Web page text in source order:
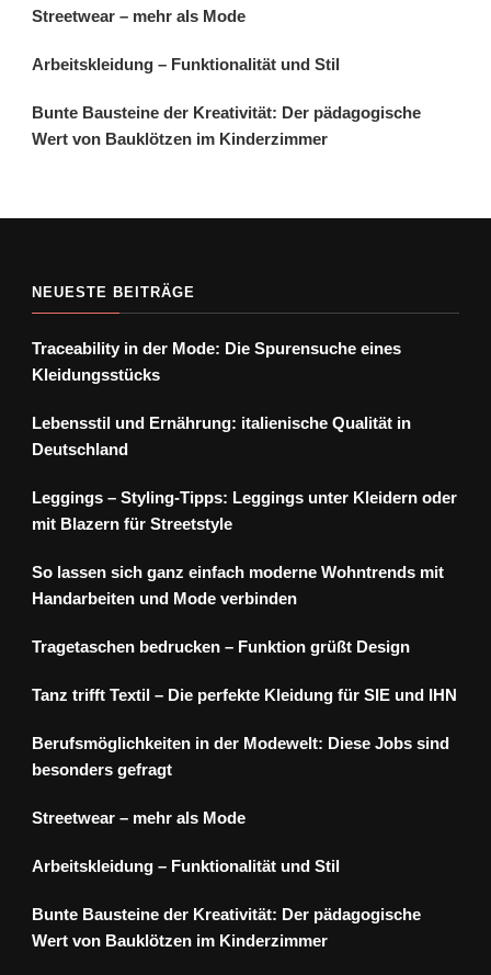
Streetwear – mehr als Mode
Arbeitskleidung – Funktionalität und Stil
Bunte Bausteine der Kreativität: Der pädagogische
Wert von Bauklötzen im Kinderzimmer
NEUESTE BEITRÄGE
Traceability in der Mode: Die Spurensuche eines
Kleidungsstücks
Lebensstil und Ernährung: italienische Qualität in
Deutschland
Leggings – Styling-Tipps: Leggings unter Kleidern oder
mit Blazern für Streetstyle
So lassen sich ganz einfach moderne Wohntrends mit
Handarbeiten und Mode verbinden
Tragetaschen bedrucken – Funktion grüßt Design
Tanz trifft Textil – Die perfekte Kleidung für SIE und IHN
Berufsmöglichkeiten in der Modewelt: Diese Jobs sind
besonders gefragt
Streetwear – mehr als Mode
Arbeitskleidung – Funktionalität und Stil
Bunte Bausteine der Kreativität: Der pädagogische
Wert von Bauklötzen im Kinderzimmer